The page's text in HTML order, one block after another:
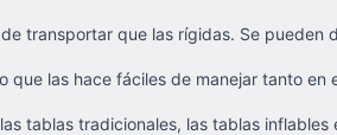
transportar que las rígidas. Se
que las hace fáciles de manejar tanto
tablas tradicionales, las tablas